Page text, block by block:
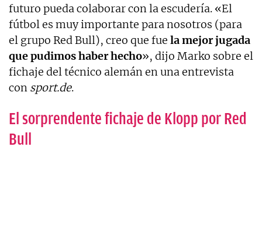
futuro pueda colaborar con la escudería. «El
fútbol es muy importante para nosotros (para
el grupo Red Bull), creo que fue la mejor jugada
que pudimos haber hecho», dijo Marko sobre el
fichaje del técnico alemán en una entrevista
con sport.de.
El sorprendente fichaje de Klopp por Red
Bull